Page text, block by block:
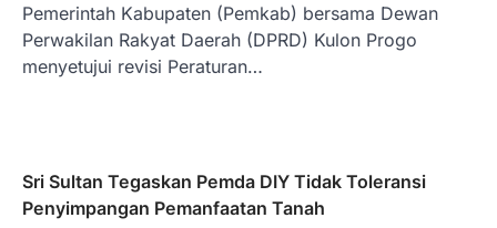
Pemerintah Kabupaten (Pemkab) bersama Dewan
Perwakilan Rakyat Daerah (DPRD) Kulon Progo
menyetujui revisi Peraturan…
Sri Sultan Tegaskan Pemda DIY Tidak Toleransi
Penyimpangan Pemanfaatan Tanah